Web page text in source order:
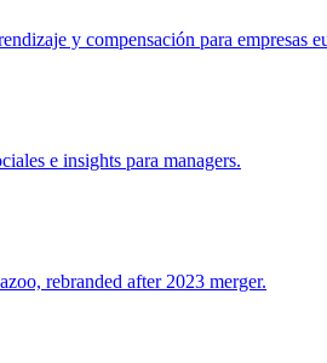
y compensación para empresas
e insights para managers.
rebranded after 2023 merger.